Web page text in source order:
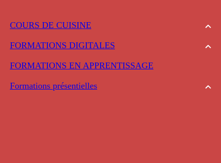
COURS DE CUISINE
FORMATIONS DIGITALES
FORMATIONS EN APPRENTISSAGE
Formations présentielles